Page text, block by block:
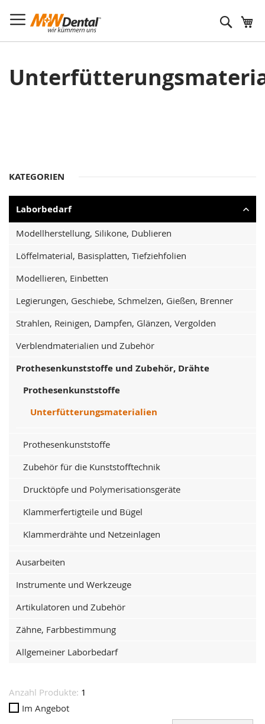
Suche
Anzahl Produkte: 1
Im Angebot
KATEGORIEN
Laborbedarf
Modellherstellung, Silikone, Dublieren
Löffelmaterial, Basisplatten, Tiefziehfolien
Modellieren, Einbetten
Legierungen, Geschiebe, Schmelzen, Gießen, Brenner
Strahlen, Reinigen, Dampfen, Glänzen, Vergolden
Verblendmaterialien und Zubehör
Prothesenkunststoffe und Zubehör, Drähte
Prothesenkunststoffe
Unterfütterungsmaterialien
Prothesenkunststoffe
Zubehör für die Kunststofftechnik
Drucktöpfe und Polymerisationsgeräte
Klammerfertigteile und Bügel
Klammerdrähte und Netzeinlagen
Ausarbeiten
Instrumente und Werkzeuge
Artikulatoren und Zubehör
Zähne, Farbbestimmung
Allgemeiner Laborbedarf